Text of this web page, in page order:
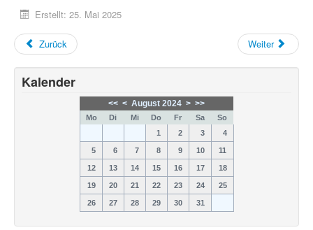
Erstellt: 25. Mai 2025
Zurück Weiter
Kalender
<< < August 2024 > >>
Mo Di Mi Do Fr Sa
So
1
2 3 4
5 6 7 8 9 10 11
12 13 14 15 16 17 18
19 20 21 22 23 24 25
26 27 28 29 30 31